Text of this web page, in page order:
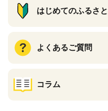
はじめてのふるさ
よくあるご質問
コラム